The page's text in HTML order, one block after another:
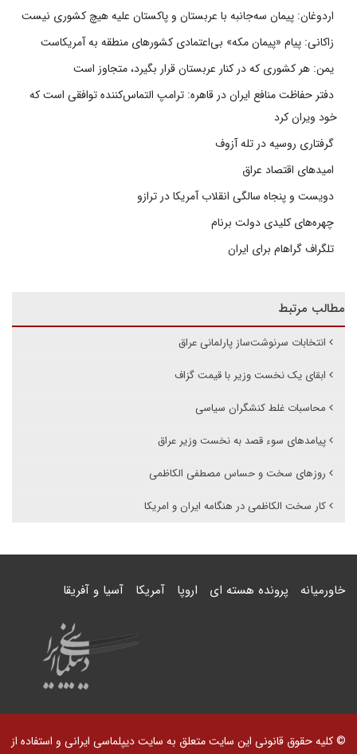
اردوغان: پیمان سه‌جانبه با عربستان و پاکستان علیه هیچ کشوری نیست
زاکانی: پیام «پیمان مکه» بی‌اعتمادی کشورهای منطقه به آمریکاست
یمن: هر کشوری که در کنار عربستان قرار بگیرد، متجاوز است
دفتر حفاظت منافع ایران در قاهره: ترامپ التماس‌کننده توافقی است که
خود ویران کرد
گرفتاری روسیه در تله آزوف
امیدهای اقتصاد عراق
دویست و پنجاه سالگی انقلاب آمریکا در ترازو
چهره‌های کلیدی دولت برنام
تلگراف گراهام برای ایران
مطالب مرتبط
انتخابات سرنوشت‌ساز پارلمانی عراق
ابقای یک نخست وزیر با قیمت گزاف
محاسبات غلط کنشگران سیاسی
پیامدهای سوء قصد به نخست وزیر عراق
روزهای سخت و حساس مصطفی الکاظمی
کار سخت الکاظمی در هنگامه ایران و امریکا
خاورمیانه پرونده هسته ای اروپا آمریکا آسیا و آفریقا
© کلیه حقوق قانونی این سایت متعلق به سایت دیپلماسی ایرانی و استفاده از